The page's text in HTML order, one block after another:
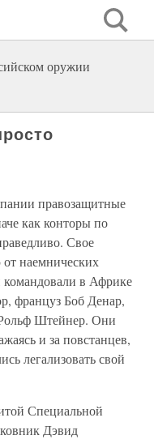
оружии
правозащитные
как конторы по
Свое
наемнических
в Африке
француз Боб Денар,
Штейнер. Они
и за повстанцев,
легализовать свой
Специальной
Дэвид